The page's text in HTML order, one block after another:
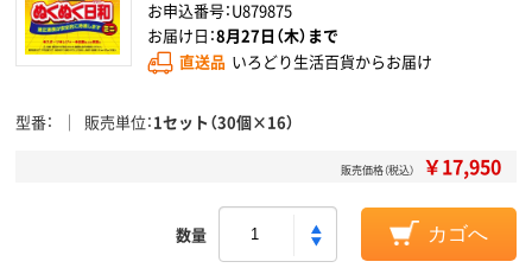
お申込番号：U879875
お届け日：8月27日（木）まで
直送品 いろどり生活百貨からお届け
型番 販売単位 1セット（30個×16）
販売価格（税込） ￥17,950
数量 カゴへ